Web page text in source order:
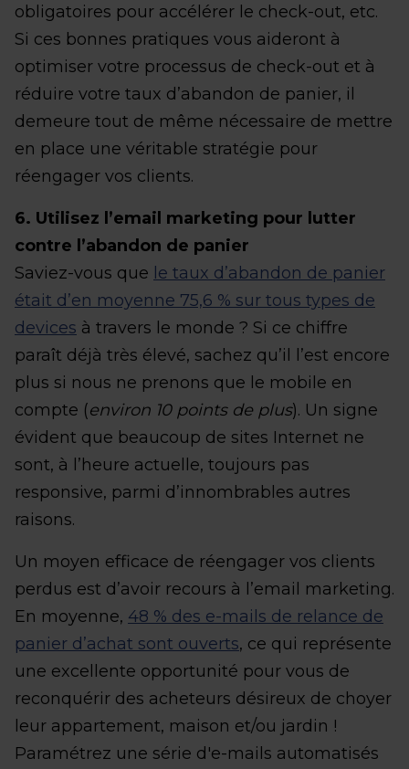
obligatoires pour accélérer le check-out, etc.
Si ces bonnes pratiques vous aideront à
optimiser votre processus de check-out et à
réduire votre taux d’abandon de panier, il
demeure tout de même nécessaire de mettre
en place une véritable stratégie pour
réengager vos clients.
6. Utilisez l’email marketing pour lutter
contre l’abandon de panier
Saviez-vous que le taux d’abandon de panier
était d’en moyenne 75,6 % sur tous types de
devices à travers le monde ? Si ce chiffre
paraît déjà très élevé, sachez qu’il l’est encore
plus si nous ne prenons que le mobile en
compte (environ 10 points de plus). Un signe
évident que beaucoup de sites Internet ne
sont, à l’heure actuelle, toujours pas
responsive, parmi d’innombrables autres
raisons.
Un moyen efficace de réengager vos clients
perdus est d’avoir recours à l’email marketing.
En moyenne, 48 % des e-mails de relance de
panier d’achat sont ouverts, ce qui représente
une excellente opportunité pour vous de
reconquérir des acheteurs désireux de choyer
leur appartement, maison et/ou jardin !
Paramétrez une série d'e-mails automatisés